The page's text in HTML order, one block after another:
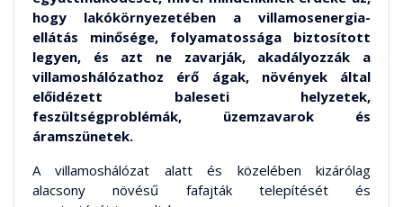
hogy lakókörnyezetében a villamosenergia-
ellátás minősége, folyamatossága biztosított
legyen, és azt ne zavarják, akadályozzák a
villamoshálózathoz érő ágak, növények által
előidézett baleseti helyzetek,
feszültségproblémák, üzemzavarok és
áramszünetek.
A villamoshálózat alatt és közelében kizárólag
alacsony növésű fafajták telepítését és